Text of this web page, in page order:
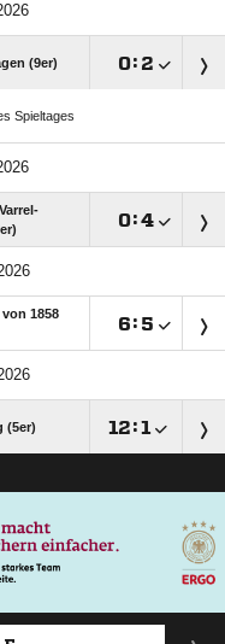
(9er) : 
Spieltages
:
1858
: 
(5er) :